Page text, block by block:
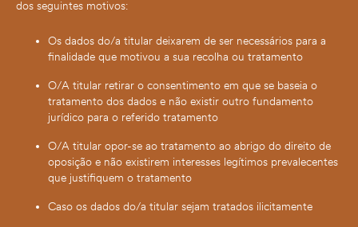
dos seguintes motivos:
Os dados do/a titular deixarem de ser necessários para a
finalidade que motivou a sua recolha ou tratamento
O/A titular retirar o consentimento em que se baseia o
tratamento dos dados e não existir outro fundamento
jurídico para o referido tratamento
O/A titular opor-se ao tratamento ao abrigo do direito de
oposição e não existirem interesses legítimos prevalecentes
que justifiquem o tratamento
Caso os dados do/a titular sejam tratados ilicitamente